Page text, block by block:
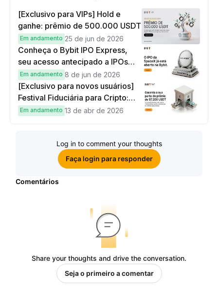
[Exclusivo para VIPs] Hold e
ganhe: prêmio de 500.000 USDT
Em andamento 25 de jun de 2026
Conheça o Bybit IPO Express,
seu acesso antecipado a IPOs
globais
Em andamento 8 de jun de 2026
[Exclusivo para novos usuários]
Festival Fiduciária para Cripto:
complete tarefas simples e
Em andamento 13 de abr de 2026
Log in to comment your thoughts
Faça login para responder
Comentários
Share your thoughts and drive the conversation.
Seja o primeiro a comentar